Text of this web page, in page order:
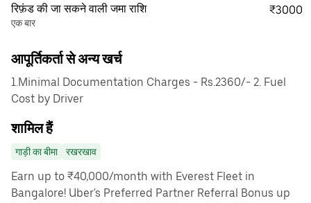
रिफ़ंड की जा सकने वाली जमा राशि
एक बार
₹3000
आपूर्तिकर्ता से अन्य खर्च
1.Minimal Documentation Charges - Rs.2360/- 2. Fuel
Cost by Driver
शामिल हैं
गाड़ी का बीमा रखरखाव
Earn up to ₹40,000/month with Everest Fleet in
Bangalore! Uber's Preferred Partner Referral Bonus up